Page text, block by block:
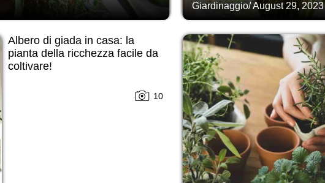
Giardinaggio/August 29, 2023
Albero di giada in casa: la
pianta della ricchezza facile da
coltivare!
10